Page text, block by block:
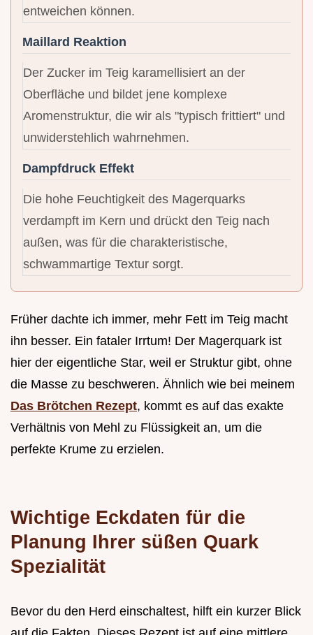
entweichen können.
Maillard Reaktion
Der Zucker im Teig karamellisiert an der
Oberfläche und bildet jene komplexe
Aromenstruktur, die wir als "typisch frittiert" und
unwiderstehlich wahrnehmen.
Dampfdruck Effekt
Die hohe Feuchtigkeit des Magerquarks
verdampft im Kern und drückt den Teig nach
außen, was für die charakteristische,
schwammartige Textur sorgt.
Früher dachte ich immer, mehr Fett im Teig macht
ihn besser. Ein fataler Irrtum! Der Magerquark ist
hier der eigentliche Star, weil er Struktur gibt, ohne
die Masse zu beschweren. Ähnlich wie bei meinem
Das Brötchen Rezept, kommt es auf das exakte
Verhältnis von Mehl zu Flüssigkeit an, um die
perfekte Krume zu erzielen.
Wichtige Eckdaten für die
Planung Ihrer süßen Quark
Spezialität
Bevor du den Herd einschaltest, hilft ein kurzer Blick